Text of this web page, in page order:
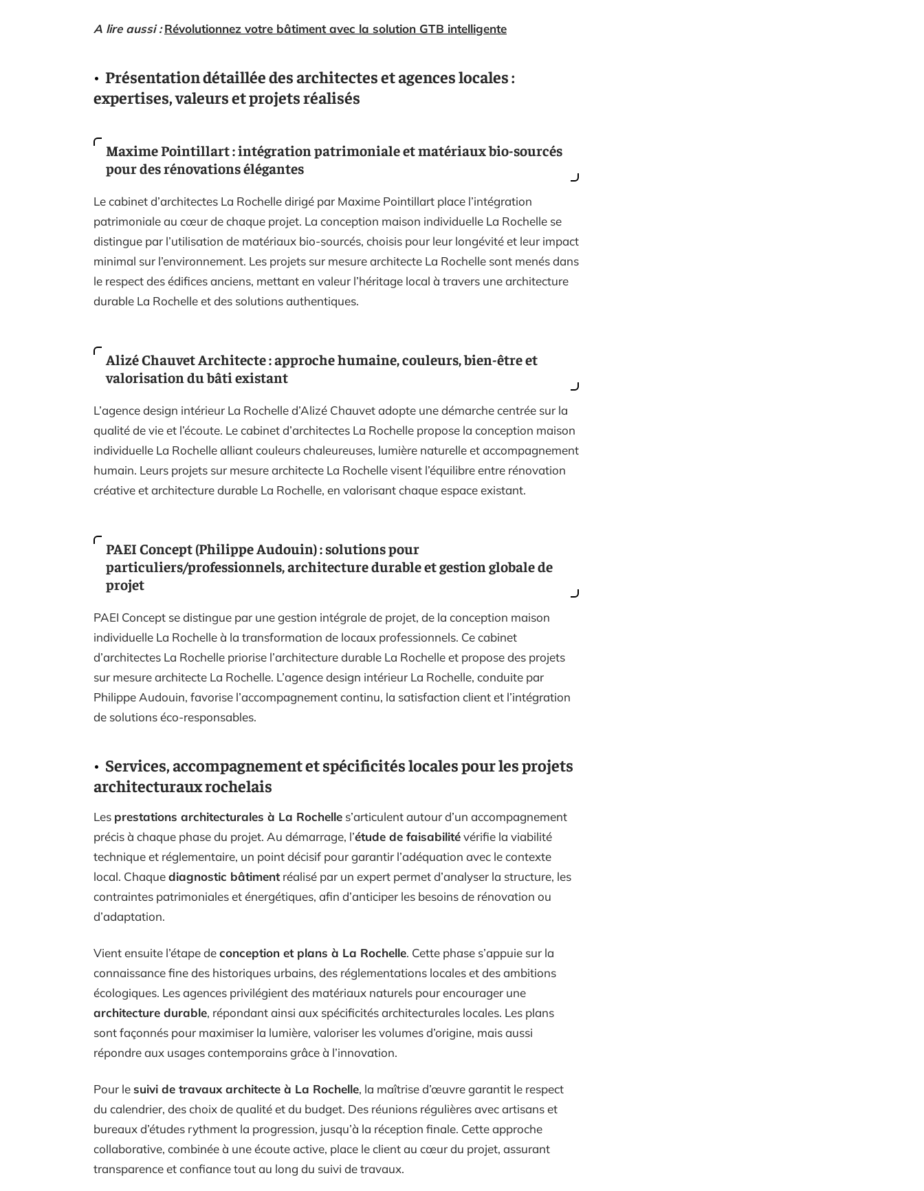
A lire aussi : Révolutionnez votre bâtiment avec la solution GTB intelligente
Présentation détaillée des architectes et agences locales :
expertises, valeurs et projets réalisés
Maxime Pointillart : intégration patrimoniale et matériaux bio-sourcés
pour des rénovations élégantes
Le cabinet d’architectes La Rochelle dirigé par Maxime Pointillart place l’intégration
patrimoniale au cœur de chaque projet. La conception maison individuelle La Rochelle se
distingue par l’utilisation de matériaux bio-sourcés, choisis pour leur longévité et leur impact
minimal sur l’environnement. Les projets sur mesure architecte La Rochelle sont menés dans
le respect des édifices anciens, mettant en valeur l’héritage local à travers une architecture
durable La Rochelle et des solutions authentiques.
Alizé Chauvet Architecte : approche humaine, couleurs, bien-être et
valorisation du bâti existant
L’agence design intérieur La Rochelle d’Alizé Chauvet adopte une démarche centrée sur la
qualité de vie et l’écoute. Le cabinet d’architectes La Rochelle propose la conception maison
individuelle La Rochelle alliant couleurs chaleureuses, lumière naturelle et accompagnement
humain. Leurs projets sur mesure architecte La Rochelle visent l’équilibre entre rénovation
créative et architecture durable La Rochelle, en valorisant chaque espace existant.
PAEI Concept (Philippe Audouin) : solutions pour
particuliers/professionnels, architecture durable et gestion globale de
projet
PAEI Concept se distingue par une gestion intégrale de projet, de la conception maison
individuelle La Rochelle à la transformation de locaux professionnels. Ce cabinet
d’architectes La Rochelle priorise l’architecture durable La Rochelle et propose des projets
sur mesure architecte La Rochelle. L’agence design intérieur La Rochelle, conduite par
Philippe Audouin, favorise l’accompagnement continu, la satisfaction client et l’intégration
de solutions éco-responsables.
Services, accompagnement et spécificités locales pour les projets
architecturaux rochelais
Les prestations architecturales à La Rochelle s’articulent autour d’un accompagnement
précis à chaque phase du projet. Au démarrage, l’étude de faisabilitévérifie la viabilité
technique et réglementaire, un point décisif pour garantir l’adéquation avec le contexte
local. Chaquediagnostic bâtimentréalisé par un expert permet d’analyser la structure, les
contraintes patrimoniales et énergétiques, afin d’anticiper les besoins de rénovation ou
d’adaptation.
Vient ensuite l’étape deconception et plans à La Rochelle. Cette phase s’appuie sur la
connaissance fine des historiques urbains, des réglementations locales et des ambitions
écologiques. Les agences privilégient des matériaux naturels pour encourager une
architecture durable, répondant ainsi aux spécificités architecturales locales. Les plans
sont façonnés pour maximiser la lumière, valoriser les volumes d’origine, mais aussi
répondre aux usages contemporains grâce à l’innovation.
Pour lesuivi de travaux architecte à La Rochelle, la maîtrise d’œuvre garantit le respect
du calendrier, des choix de qualité et du budget. Des réunions régulières avec artisans et
bureaux d’études rythment la progression, jusqu’à la réception finale. Cette approche
collaborative, combinée à une écoute active, place le client au cœur du projet, assurant
transparence et confiance tout au long du suivi de travaux.